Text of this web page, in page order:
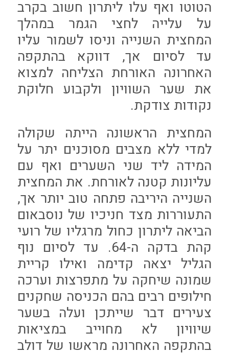
הטוטו ואף עלו ליתרון חשוב בקרב
על עלייה לחצי הגמר במהלך
המחצית השנייה וניסו לשמור עליו
עד לסיום אך, דווקא בהתקפה
האחרונה האורחת הצליחה למצוא
את שער השוויון ולקבוע חלוקת
נקודות צודקת.
המחצית הראשונה הייתה שקולה
למדי ללא מצבים מסוכנים יתר על
המידה ליד שני השערים ואף עם
עליונות קטנה לאורחת. את המחצית
השנייה היריבה פתחה טוב יותר אך,
התעוררות מצד חניכיו של נוסבאום
הביאה ליתרון כחול מרגליו של רועי
קהת בדקה ה-64. עד לסיום נוף
הגליל יצאה קדימה ואילו קריית
שמונה שיחקה על מתפרצות וערכה
חילופים רבים בהם הכניסה שחקנים
צעירים דבר שייתכן ועלה בשער
שיוויון לא מחוייב במציאות
בהתקפה האחרונה מראשו של דולב